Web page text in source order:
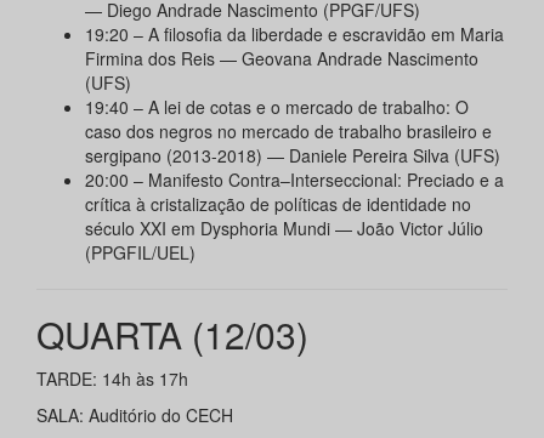
— Diego Andrade Nascimento (PPGF/UFS)
19:20 – A filosofia da liberdade e escravidão em Maria
Firmina dos Reis — Geovana Andrade Nascimento
(UFS)
19:40 – A lei de cotas e o mercado de trabalho: O
caso dos negros no mercado de trabalho brasileiro e
sergipano (2013-2018) — Daniele Pereira Silva (UFS)
20:00 – Manifesto Contra–Interseccional: Preciado e a
crítica à cristalização de políticas de identidade no
século XXI em Dysphoria Mundi — João Victor Júlio
(PPGFIL/UEL)
QUARTA (12/03)
TARDE: 14h às 17h
SALA: Auditório do CECH